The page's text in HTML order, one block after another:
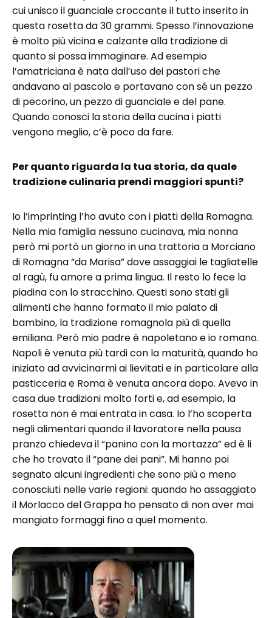
cui unisco il guanciale croccante il tutto inserito in
questa rosetta da 30 grammi. Spesso l’innovazione
è molto più vicina e calzante alla tradizione di
quanto si possa immaginare. Ad esempio
l’amatriciana è nata dall’uso dei pastori che
andavano al pascolo e portavano con sé un pezzo
di pecorino, un pezzo di guanciale e del pane.
Quando conosci la storia della cucina i piatti
vengono meglio, c’è poco da fare.
Per quanto riguarda la tua storia, da quale
tradizione culinaria prendi maggiori spunti?
Io l’imprinting l’ho avuto con i piatti della Romagna.
Nella mia famiglia nessuno cucinava, mia nonna
però mi portò un giorno in una trattoria a Morciano
di Romagna “da Marisa” dove assaggiai le tagliatelle
al ragù, fu amore a prima lingua. Il resto lo fece la
piadina con lo stracchino. Questi sono stati gli
alimenti che hanno formato il mio palato di
bambino, la tradizione romagnola più di quella
emiliana. Però mio padre è napoletano e io romano.
Napoli è venuta più tardi con la maturità, quando ho
iniziato ad avvicinarmi ai lievitati e in particolare alla
pasticceria e Roma è venuta ancora dopo. Avevo in
casa due tradizioni molto forti e, ad esempio, la
rosetta non è mai entrata in casa. Io l’ho scoperta
negli alimentari quando il lavoratore nella pausa
pranzo chiedeva il “panino con la mortazza” ed è li
che ho trovato il “pane dei pani”. Mi hanno poi
segnato alcuni ingredienti che sono più o meno
conosciuti nelle varie regioni: quando ho assaggiato
il Morlacco del Grappa ho pensato di non aver mai
mangiato formaggi fino a quel momento.